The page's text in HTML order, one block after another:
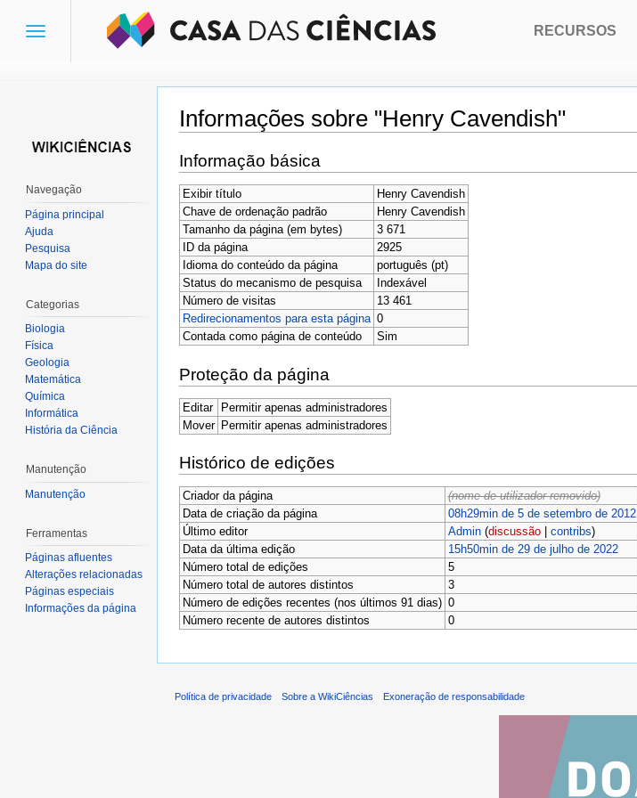
Informações sobre "Henry Cavendish"
Ir para:navegação,pesquisa
Informação básica
Exibir título
Henry Cavendish
Chave de ordenação padrão
Henry Cavendish
Tamanho da página (em bytes)
3 671
ID da página
2925
Idioma do conteúdo da página
português (pt)
Status do mecanismo de pesquisa
Indexável
Número de visitas
13 461
Redirecionamentos para esta página 0
Contada como página de conteúdo
Sim
Proteção da página
Editar
Permitir apenas administradores
Mover Permitir apenas administradores
Histórico de edições
Criador da página
(nome de utilizador removido)
Data de criação da página
08h29min de 5 de setembro de 2012
Último editor
Admin (discussão| contribs)
Data da última edição
15h50min de 29 de julho de 2022
Número total de edições
5
Número total de autores distintos
3
Número de edições recentes (nos últimos 91 dias) 0
Número recente de autores distintos
0
Toggle
RECURSOS
Navegação
Página principal
Ajuda
Pesquisa
Mapa do site
Categorias
Biologia
Física
Geologia
Matemática
Química
Informática
História da Ciência
Manutenção
Manutenção
Ferramentas
Páginas afluentes
Alterações relacionadas
Páginas especiais
Informações da página
Política de privacidade Sobre a WikiCiências Exoneração de responsabilidade